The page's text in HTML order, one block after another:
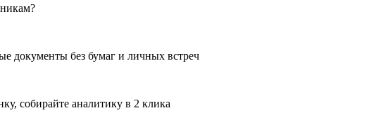
документы без бумаг и личных встреч
собирайте аналитику в 2 клика